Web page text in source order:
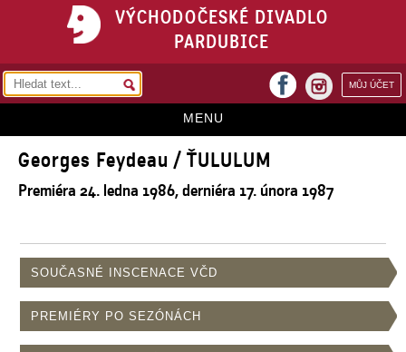
VÝCHODOČESKÉ DIVADLO
PARDUBICE
MŮJ ÚČET
facebook
MENU
HOME
PROGRAM
VSTUPENKY
PŘEDPLATNÉ
KONTAKTY
Georges Feydeau / ŤULULUM
Premiéra 24. ledna 1986, derniéra 17. února 1987
SOUČASNÉ INSCENACE VČD
PREMIÉRY PO SEZÓNÁCH